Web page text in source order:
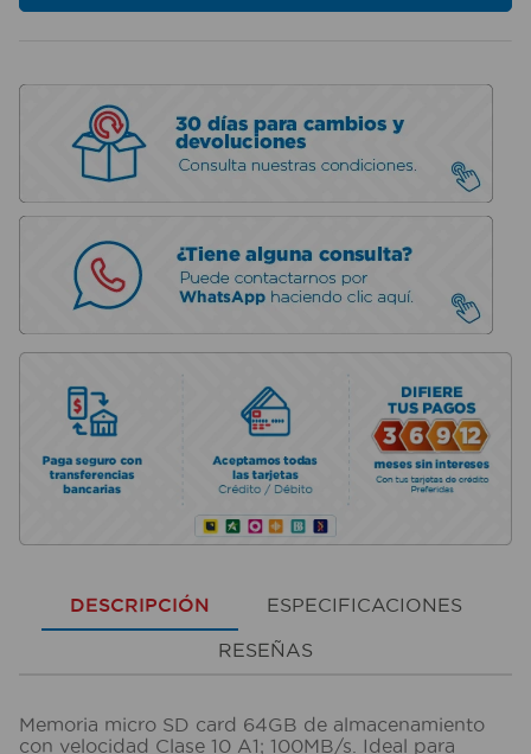
DESCRIPCIÓN ESPECIFICACIONES
RESEÑAS
Memoria micro SD card 64GB de almacenamiento
con velocidad Clase 10 A1; 100MB/s. Ideal para